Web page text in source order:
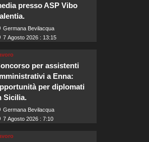
presso ASP Vibo
Germana Bevilacqua
7 Agosto 2026 : 13:15
per assistenti
a Enna:
per diplomati
Sicilia.
Germana Bevilacqua
7 Agosto 2026 : 7:10